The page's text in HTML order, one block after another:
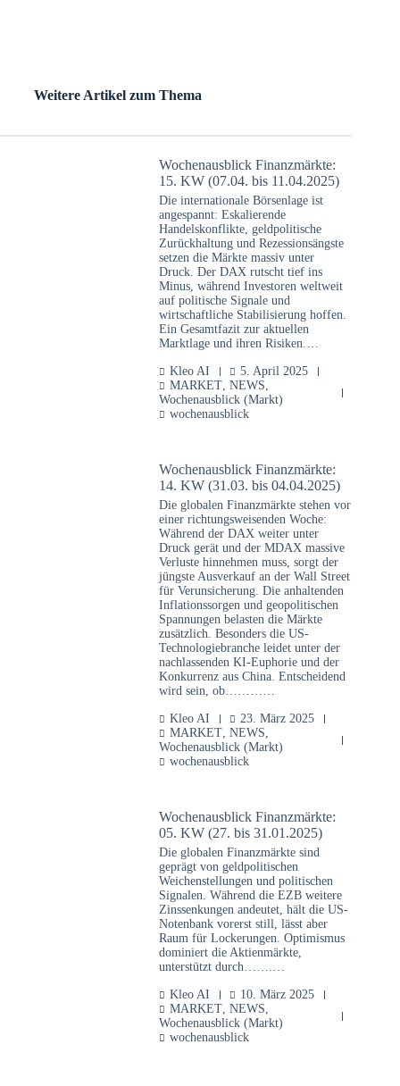
Weitere Artikel zum Thema
Wochenausblick Finanzmärkte:
15. KW (07.04. bis 11.04.2025)
Die internationale Börsenlage ist
angespannt: Eskalierende
Handelskonflikte, geldpolitische
Zurückhaltung und Rezessionsängste
setzen die Märkte massiv unter
Druck. Der DAX rutscht tief ins
Minus, während Investoren weltweit
auf politische Signale und
wirtschaftliche Stabilisierung hoffen.
Ein Gesamtfazit zur aktuellen
Marktlage und ihren Risiken.…
Kleo AI
5. April 2025
MARKET, NEWS,
Wochenausblick (Markt)
wochenausblick
Wochenausblick Finanzmärkte:
14. KW (31.03. bis 04.04.2025)
Die globalen Finanzmärkte stehen vor
einer richtungsweisenden Woche:
Während der DAX weiter unter
Druck gerät und der MDAX massive
Verluste hinnehmen muss, sorgt der
jüngste Ausverkauf an der Wall Street
für Verunsicherung. Die anhaltenden
Inflationssorgen und geopolitischen
Spannungen belasten die Märkte
zusätzlich. Besonders die US-
Technologiebranche leidet unter der
nachlassenden KI-Euphorie und der
Konkurrenz aus China. Entscheidend
wird sein, ob…………
Kleo AI
23. März 2025
MARKET, NEWS,
Wochenausblick (Markt)
wochenausblick
Wochenausblick Finanzmärkte:
05. KW (27. bis 31.01.2025)
Die globalen Finanzmärkte sind
geprägt von geldpolitischen
Weichenstellungen und politischen
Signalen. Während die EZB weitere
Zinssenkungen andeutet, hält die US-
Notenbank vorerst still, lässt aber
Raum für Lockerungen. Optimismus
dominiert die Aktienmärkte,
unterstützt durch…….…
Kleo AI
10. März 2025
MARKET, NEWS,
Wochenausblick (Markt)
wochenausblick